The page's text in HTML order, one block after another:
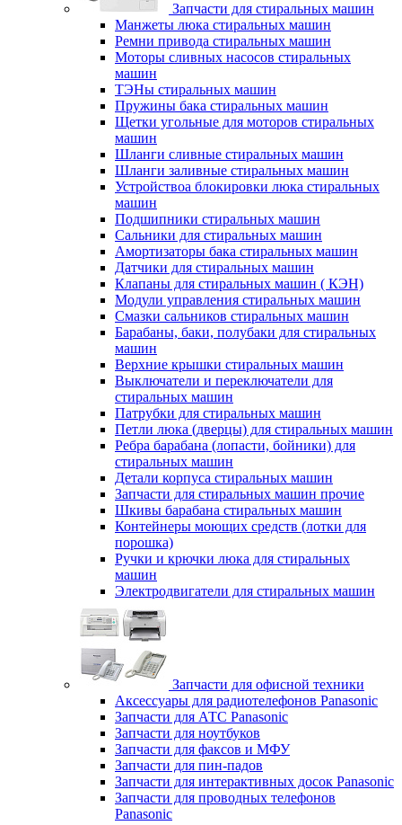
Запчасти для стиральных машин
Манжеты люка стиральных машин
Ремни привода стиральных машин
Моторы сливных насосов стиральных
машин
ТЭНы стиральных машин
Пружины бака стиральных машин
Щетки угольные для моторов стиральных
машин
Шланги сливные стиральных машин
Шланги заливные стиральных машин
Устройствоа блокировки люка стиральных
машин
Подшипники стиральных машин
Сальники для стиральных машин
Амортизаторы бака стиральных машин
Датчики для стиральных машин
Клапаны для стиральных машин ( КЭН)
Модули управления стиральных машин
Смазки сальников стиральных машин
Барабаны, баки, полубаки для стиральных
машин
Верхние крышки стиральных машин
Выключатели и переключатели для
стиральных машин
Патрубки для стиральных машин
Петли люка (дверцы) для стиральных машин
Ребра барабана (лопасти, бойники) для
стиральных машин
Детали корпуса стиральных машин
Запчасти для стиральных машин прочие
Шкивы барабана стиральных машин
Контейнеры моющих средств (лотки для
порошка)
Ручки и крючки люка для стиральных
машин
Электродвигатели для стиральных машин
Запчасти для офисной техники
Аксессуары для радиотелефонов Panasonic
Запчасти для АТС Panasonic
Запчасти для ноутбуков
Запчасти для факсов и МФУ
Запчасти для пин-падов
Запчасти для интерактивных досок Panasonic
Запчасти для проводных телефонов
Panasonic